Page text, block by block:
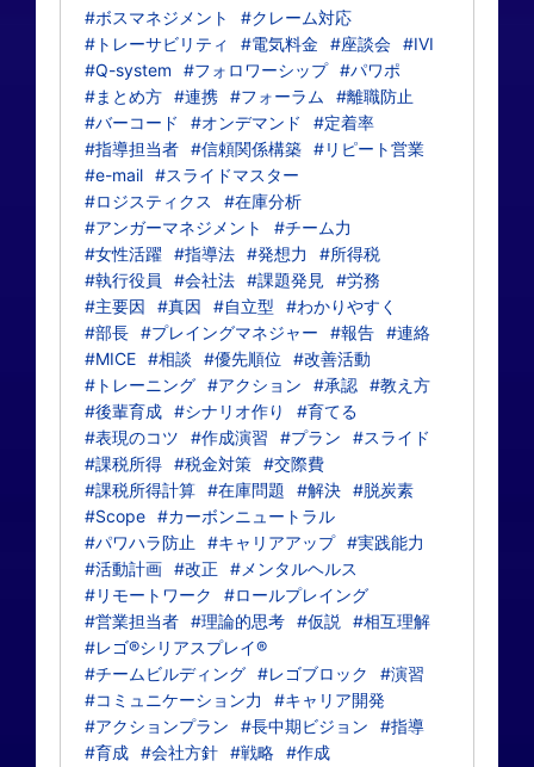
#ボスマネジメント
#クレーム対応
#トレーサビリティ
#電気料金 #座談会 #IVI
#Q-system
#フォロワーシップ #パワポ
#まとめ方 #連携 #フォーラム
#離職防止
#バーコード
#オンデマンド
#定着率
#指導担当者 #信頼関係構築 #リピート営業
#e-mail #スライドマスター
#ロジスティクス
#在庫分析
#アンガーマネジメント
#チーム力
#女性活躍 #指導法 #発想力
#所得税
#執行役員
#会社法 #課題発見
#労務
#主要因
#真因 #自立型
#わかりやすく
#部長 #プレイングマネジャー #報告 #連絡
#MICE #相談 #優先順位
#改善活動
#トレーニング #アクション #承認 #教え方
#後輩育成 #シナリオ作り
#育てる
#表現のコツ
#作成演習 #プラン
#スライド
#課税所得 #税金対策 #交際費
#課税所得計算 #在庫問題 #解決 #脱炭素
#Scope #カーボンニュートラル
#パワハラ防止
#キャリアアップ #実践能力
#活動計画 #改正
#メンタルヘルス
#リモートワーク
#ロールプレイング
#営業担当者 #理論的思考 #仮説
#相互理解
#レゴ®シリアスプレイ®
#チームビルディング #レゴブロック
#演習
#コミュニケーション力
#キャリア開発
#アクションプラン
#長中期ビジョン
#指導
#育成 #会社方針 #戦略 #作成